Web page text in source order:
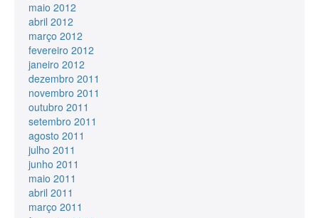
maio 2012
abril 2012
março 2012
fevereiro 2012
janeiro 2012
dezembro 2011
novembro 2011
outubro 2011
setembro 2011
agosto 2011
julho 2011
junho 2011
maio 2011
abril 2011
março 2011